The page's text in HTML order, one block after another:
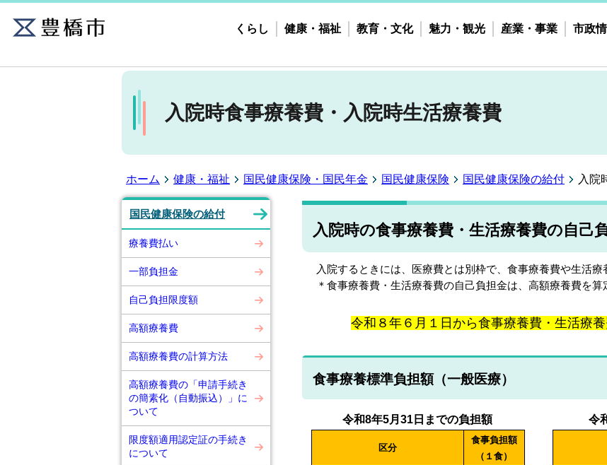
くらし 健康・福祉 教育・文化 魅力・観光 産業・事業 市政
入院時食事療養費・入院時生活療養費
ホーム 健康・福祉 国民健康保険・国民年金 国民健康保険 国民健康保険の給付 入院
国民健康保険の給付
療養費払い
一部負担金
自己負担限度額
高額療養費
高額療養費の計算方法
高額療養費の「申請手続き
の簡素化（自動振込）」に
ついて
限度額適用認定証の手続き
について
入院時の食事療養費・生活療養費の自己
入院するときには、医療費とは別枠で、食事療養費や生活療
＊食事療養費・生活療養費の自己負担金は、高額療養費を算
令和８年６月１日から食事療養費・生活療
食事療養標準負担額（一般医療）
令和8年5月31日までの負担額 令
区分
食事負担額
（１食）